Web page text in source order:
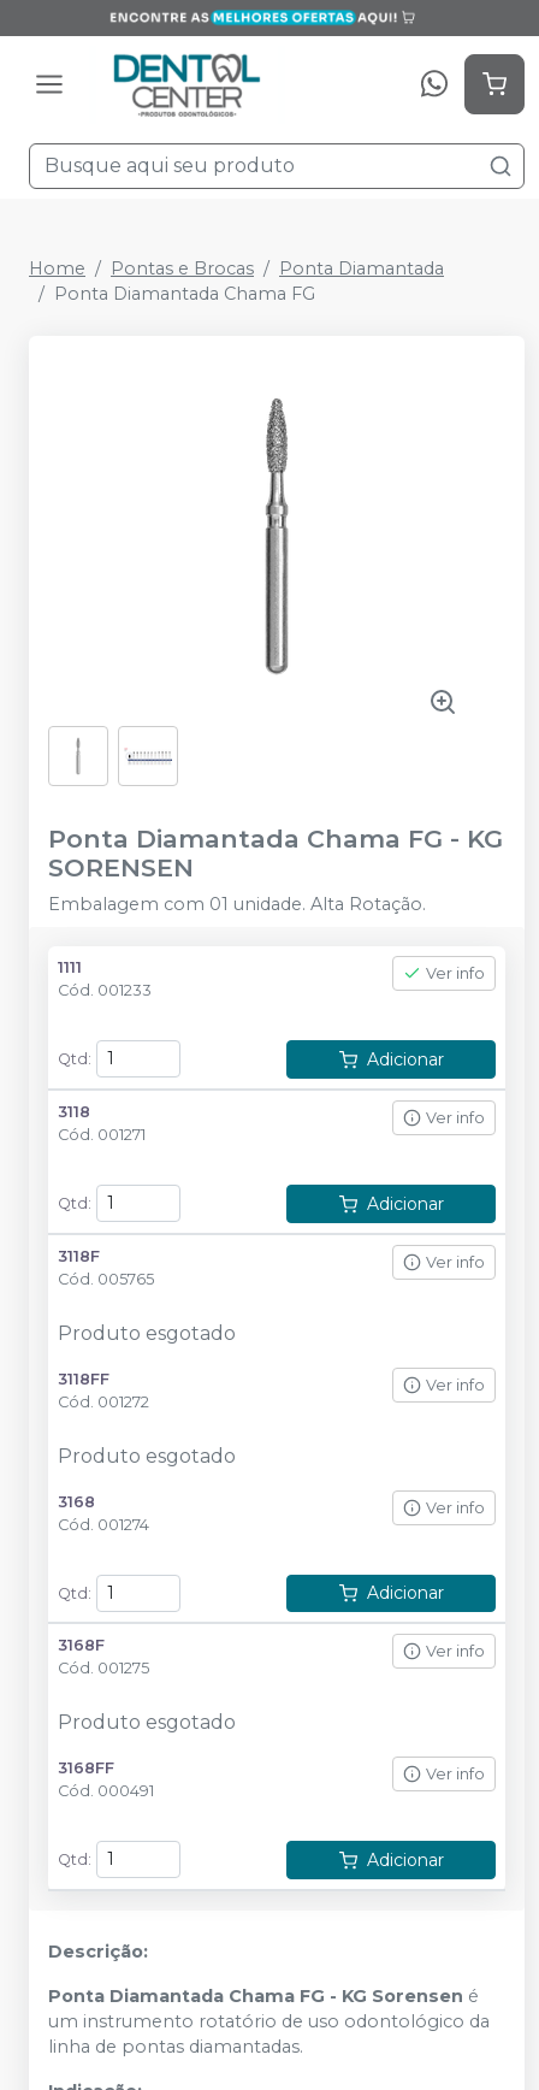
Home Pontas e Brocas
Ponta Diamantada
Ponta Diamantada Chama FG
Ponta Diamantada Chama FG - KG
SORENSEN
Embalagem com 01 unidade. Alta Rotação.
1111
Cód. 001233
Ver info
Qtd : Adicionar
3118
Cód. 001271
Ver info
Qtd : Adicionar
3118F
Cód. 005765
Ver info
Produto esgotado
3118FF
Cód. 001272
Ver info
Produto esgotado
3168
Cód. 001274
Ver info
Qtd: Adicionar
3168F
Cód. 001275
Ver info
Produto esgotado
3168FF
Cód. 000491
Ver info
Qtd : Adicionar
Descrição:
Ponta Diamantada Chama FG - KG Sorensen é
um instrumento rotatório de uso odontológico da
linha de pontas diamantadas.